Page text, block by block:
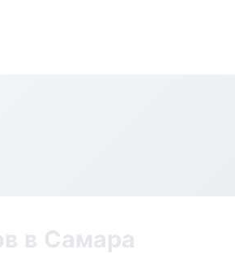
в Самара